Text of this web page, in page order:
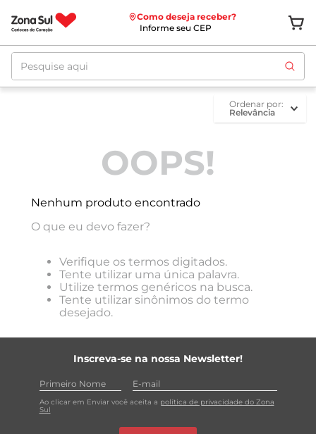
Como deseja receber?
Informe seu CEP
Pesquise aqui
ordenar por
Relevância
OOPS!
Nenhum produto encontrado
O que eu devo fazer?
Verifique os termos digitados.
Tente utilizar uma única palavra.
Utilize termos genéricos na busca.
Tente utilizar sinônimos do termo
desejado.
Inscreva-se na nossa Newsletter!
Ao clicar em Enviar você aceita a política de privacidade do Zona
Sul